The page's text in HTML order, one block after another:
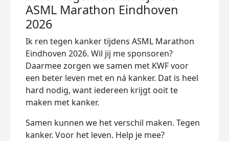
ASML Marathon Eindhoven
2026
Ik ren tegen kanker tijdens ASML Marathon
Eindhoven 2026. Wil jij me sponsoren?
Daarmee zorgen we samen met KWF voor
een beter leven met en ná kanker. Dat is heel
hard nodig, want iedereen krijgt ooit te
maken met kanker.
Samen kunnen we het verschil maken. Tegen
kanker. Voor het leven. Help je mee?